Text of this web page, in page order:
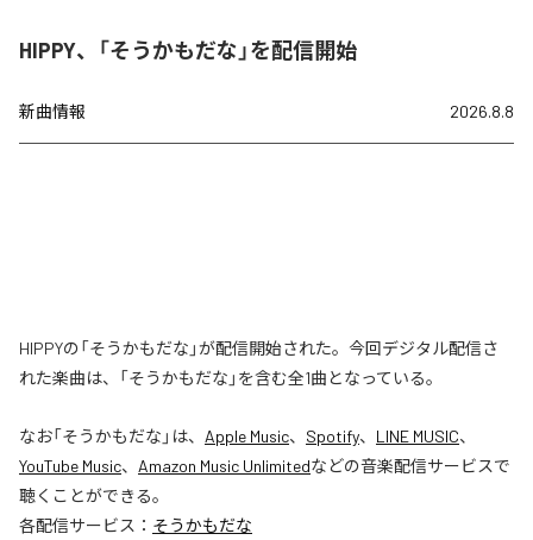
HIPPY、「そうかもだな」を配信開始
新曲情報 2026.8.8
HIPPYの「そうかもだな」が配信開始された。今回デジタル配信さ
れた楽曲は、「そうかもだな」を含む全1曲となっている。
なお「そうかもだな 」は、 Apple Music、 Spotify、 LINE MUSIC、
YouTube Music、 Amazon Music Unlimitedなどの音楽配信サービスで
聴くことができる。
各配信サービス： そうかもだな